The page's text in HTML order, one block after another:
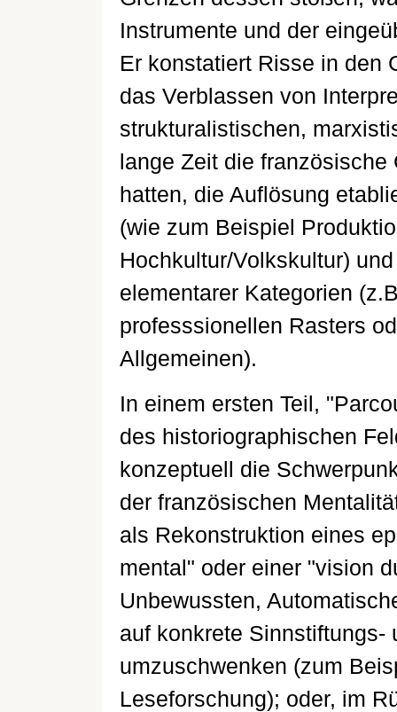
Instrumente und der
Er konstatiert Risse in den
das Verblassen von
strukturalistischen,
lange Zeit die
hatten, die Auflösung
(wie zum Beispiel
Hochkultur/Volkskultur)
elementarer Kategorien
professsionellen Rasters
Allgemeinen).
In einem ersten Teil,
des historiographischen
konzeptuell die
der französischen
als Rekonstruktion eines
mental" oder einer "vision
Unbewussten,
auf konkrete Sinnstiftungs-
umzuschwenken (zum
Leseforschung); oder, im